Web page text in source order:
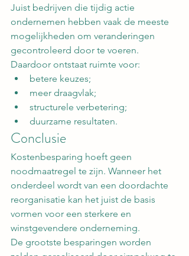
Juist bedrijven die tijdig actie
ondernemen hebben vaak de meeste
mogelijkheden om veranderingen
gecontroleerd door te voeren.
Daardoor ontstaat ruimte voor:
betere keuzes;
meer draagvlak;
structurele verbetering;
duurzame resultaten.
Conclusie
Kostenbesparing hoeft geen
noodmaatregel te zijn. Wanneer het
onderdeel wordt van een doordachte
reorganisatie kan het juist de basis
vormen voor een sterkere en
winstgevendere onderneming.
De grootste besparingen worden